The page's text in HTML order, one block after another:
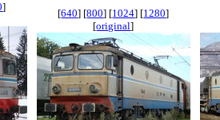
]
[640] [800] [1024] [1280]
[original]